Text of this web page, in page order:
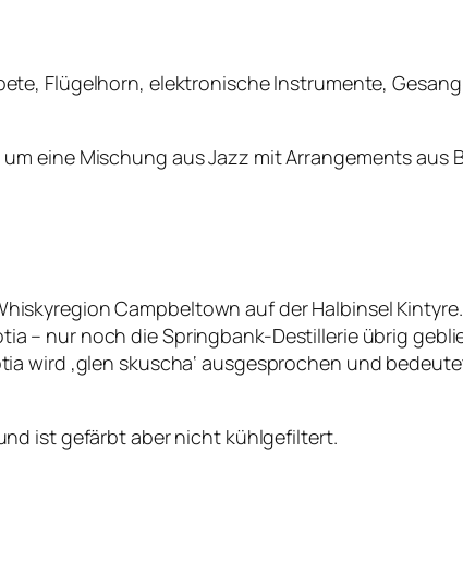
Flügelhorn, elektronische Instrumente,
eine Mischung aus Jazz mit Arrangements aus
Campbeltown auf der Halbinsel
– nur noch die Springbank-Destillerie übrig
wird ‚glen skuscha‘ ausgesprochen und
ist gefärbt aber nicht kühlgefiltert.